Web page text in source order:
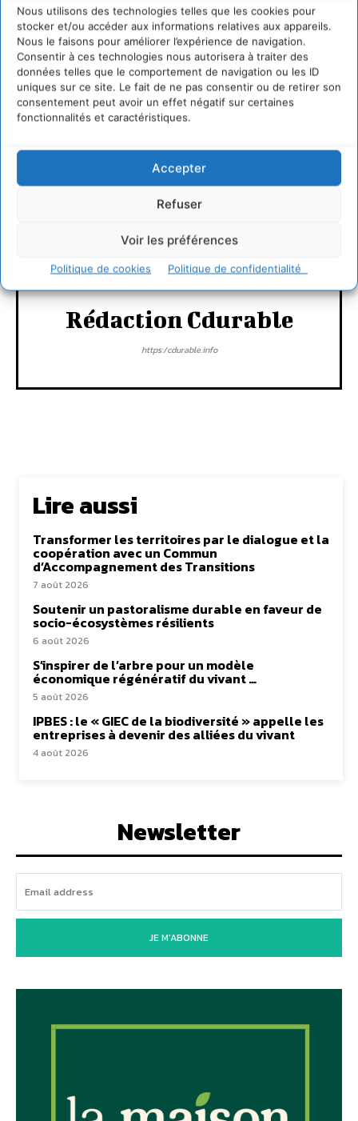
Nous utilisons des technologies telles que les cookies pour
stocker et/ou accéder aux informations relatives aux appareils.
Nous le faisons pour améliorer l’expérience de navigation.
Consentir à ces technologies nous autorisera à traiter des
données telles que le comportement de navigation ou les ID
uniques sur ce site. Le fait de ne pas consentir ou de retirer son
consentement peut avoir un effet négatif sur certaines
fonctionnalités et caractéristiques.
Accepter
Refuser
Voir les préférences
Politique de cookies Politique de confidentialité
LAISSER UN COMMENTAIRE
CONNECTER POUR LAISSER UN COMMENTAIRE
Rédaction Cdurable
https:/cdurable.info
Lire aussi
Transformer les territoires par le dialogue et la
coopération avec un Commun
d’Accompagnement des Transitions
7 août 2026
Soutenir un pastoralisme durable en faveur de
socio-écosystèmes résilients
6 août 2026
S’inspirer de l’arbre pour un modèle
économique régénératif du vivant …
5 août 2026
IPBES : le « GIEC de la biodiversité » appelle les
entreprises à devenir des alliées du vivant
4 août 2026
Newsletter
JE M'ABONNE